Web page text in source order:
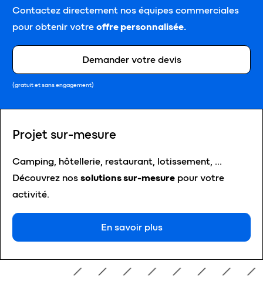
Contactez directement nos équipes commerciales
pour obtenir votre offre personnalisée.
Demander votre devis
(gratuit et sans engagement)
Projet sur-mesure
Camping, hôtellerie, restaurant, lotissement, …
Découvrez nos solutions sur-mesure pour votre
activité.
En savoir plus